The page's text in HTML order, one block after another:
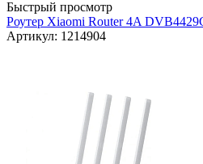
Быстрый просмотр
Роутер Xiaomi Router 4A
Артикул: 1214904